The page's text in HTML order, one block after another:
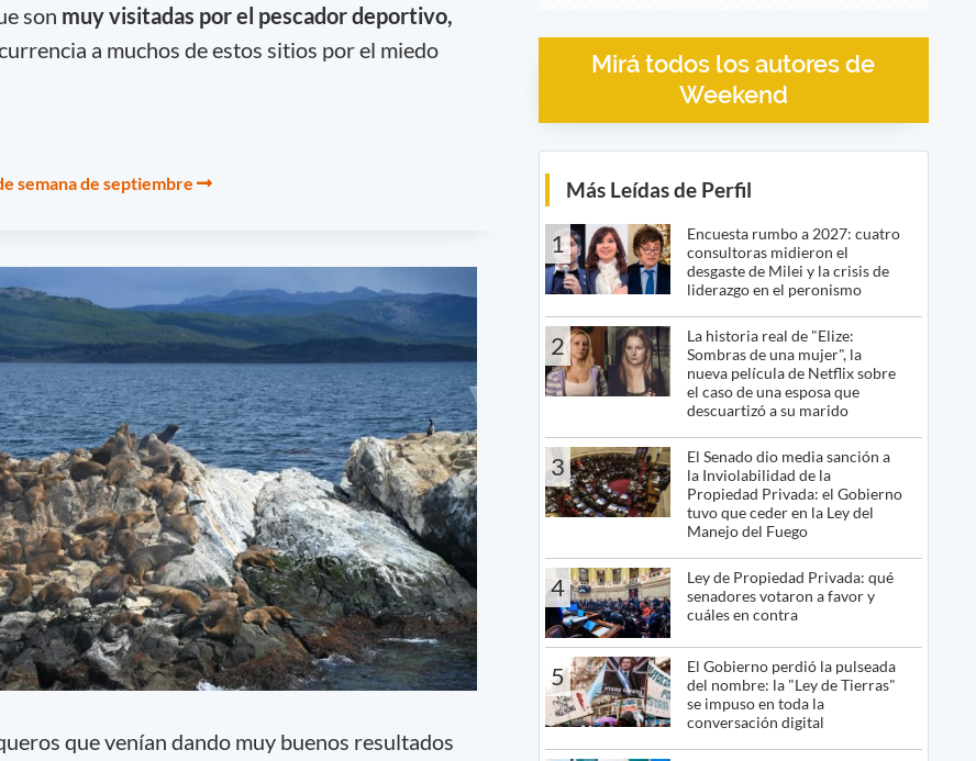
son muy visitadas por el pescador deportivo,
a muchos de estos sitios por el miedo
semana de septiembre
que venían dando muy buenos resultados
Mirá todos los autores de
Weekend
Más Leídas de Perfil
1
Encuesta rumbo a 2027: cuatro
consultoras midieron el
desgaste de Milei y la crisis de
liderazgo en el peronismo
2
La historia real de "Elize:
Sombras de una mujer", la
nueva película de Netflix sobre
el caso de una esposa que
descuartizó a su marido
3
El Senado dio media sanción a
la Inviolabilidad de la
Propiedad Privada: el Gobierno
tuvo que ceder en la Ley del
Manejo del Fuego
4
Ley de Propiedad Privada: qué
senadores votaron a favor y
cuáles en contra
5
El Gobierno perdió la pulseada
del nombre: la "Ley de Tierras"
se impuso en toda la
conversación digital